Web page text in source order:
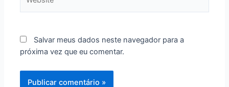
Salvar meus dados neste navegador para a
próxima vez que eu comentar.